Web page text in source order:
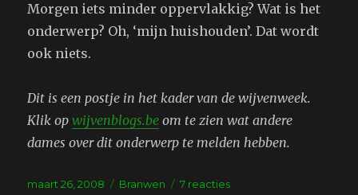
Morgen iets minder oppervlakkig? Wat is het
onderwerp? Oh, ‘mijn huishouden’. Dat wordt
ook niets.
Dit is een postje in het kader van de wijvenweek.
Klik opwijvenblogs.be om te zien wat andere
dames over dit onderwerp te melden hebben.
Geplaatst
maart 26, 2008 Tags
Branwen 7 reactiesop